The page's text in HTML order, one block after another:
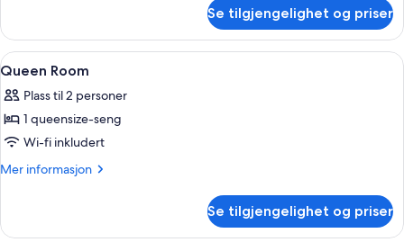
Room
Se tilgjengelighet og priser
Åpne
alle
bildene
av
Queen
Room
Allergitestet sengetøy, skrivebord
6
Queen Room
Plass til 2 personer
1 queensize-seng
Wi-fi inkludert
Mer informasjon
Mer
Room
Se tilgjengelighet og priser